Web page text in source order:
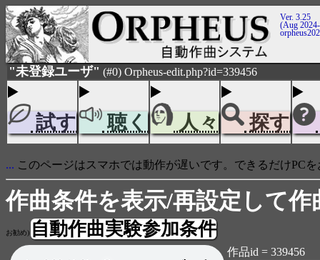
Ver. 3.25
(Aug
"未登録ユーザ" (#0) Orpheus-edit.php?id=339456
試す 聴く 人々 探す
... このページはスマホでは動作が遅いです。できるだけPC
作曲条件を表示/再設定して作
お勧め)自動作曲実験参加条件
作品id = 339456